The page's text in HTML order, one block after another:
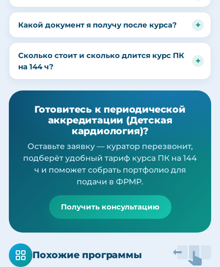
Какой документ я получу после курса?
Сколько стоит и сколько длится курс ПК
на 144 ч?
Готовитесь к периодической
аккредитации (Детская
кардиология)?
Оставьте заявку — куратор перезвонит,
подберёт удобный тариф курса ПК на 144
ч и поможет собрать портфолио для
подачи в ФРМР.
Получить консультацию
Похожие программы